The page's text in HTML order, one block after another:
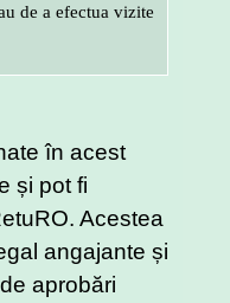
de a efectua vizite
în acest
și pot fi
Acestea
angajante și
aprobări